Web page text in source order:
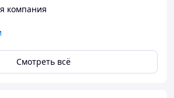
компания
Смотреть всё